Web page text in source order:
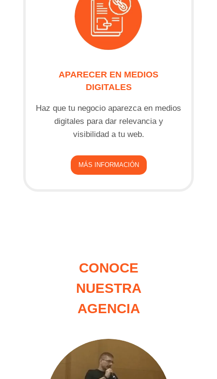
APARECER EN MEDIOS
DIGITALES
Haz que tu negocio aparezca en medios
digitales para dar relevancia y
visibilidad a tu web.
MÁS INFORMACIÓN
CONOCE
NUESTRA
AGENCIA